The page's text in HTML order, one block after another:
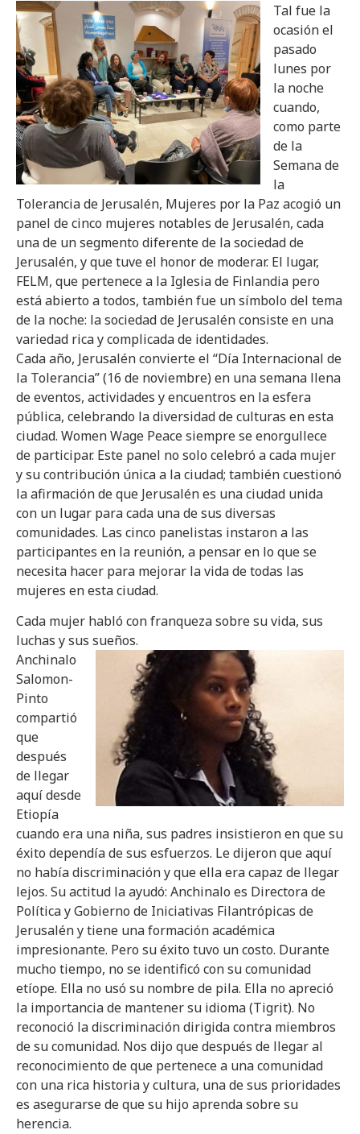
Tal fue la
ocasión el
pasado
lunes por
la noche
cuando,
como parte
de la
Semana de
la
Tolerancia de Jerusalén, Mujeres por la Paz acogió un
panel de cinco mujeres notables de Jerusalén, cada
una de un segmento diferente de la sociedad de
Jerusalén, y que tuve el honor de moderar. El lugar,
FELM, que pertenece a la Iglesia de Finlandia pero
está abierto a todos, también fue un símbolo del tema
de la noche: la sociedad de Jerusalén consiste en una
variedad rica y complicada de identidades.
Cada año, Jerusalén convierte el “Día Internacional de
la Tolerancia” (16 de noviembre) en una semana llena
de eventos, actividades y encuentros en la esfera
pública, celebrando la diversidad de culturas en esta
ciudad. Women Wage Peace siempre se enorgullece
de participar. Este panel no solo celebró a cada mujer
y su contribución única a la ciudad; también cuestionó
la afirmación de que Jerusalén es una ciudad unida
con un lugar para cada una de sus diversas
comunidades. Las cinco panelistas instaron a las
participantes en la reunión, a pensar en lo que se
necesita hacer para mejorar la vida de todas las
mujeres en esta ciudad.
Cada mujer habló con franqueza sobre su vida, sus
luchas y sus sueños.
Anchinalo
Salomon-
Pinto
compartió
que
después
de llegar
aquí desde
Etiopía
cuando era una niña, sus padres insistieron en que su
éxito dependía de sus esfuerzos. Le dijeron que aquí
no había discriminación y que ella era capaz de llegar
lejos. Su actitud la ayudó: Anchinalo es Directora de
Política y Gobierno de Iniciativas Filantrópicas de
Jerusalén y tiene una formación académica
impresionante. Pero su éxito tuvo un costo. Durante
mucho tiempo, no se identificó con su comunidad
etíope. Ella no usó su nombre de pila. Ella no apreció
la importancia de mantener su idioma (Tigrit). No
reconoció la discriminación dirigida contra miembros
de su comunidad. Nos dijo que después de llegar al
reconocimiento de que pertenece a una comunidad
con una rica historia y cultura, una de sus prioridades
es asegurarse de que su hijo aprenda sobre su
herencia.